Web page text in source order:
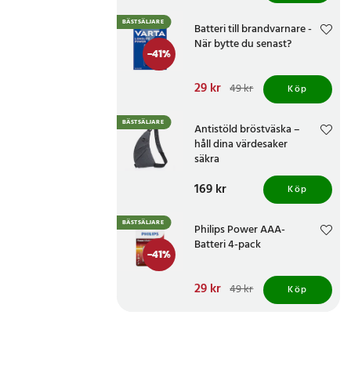
-41%
BÄSTSÄLJARE
Batteri till brandvarnare -
När bytte du senast?
Nuvarande pris
Tidigare pris 49 kr
29 kr 49 kr Köp
BÄSTSÄLJARE
Antistöld bröstväska –
håll dina värdesaker
säkra
Pris :169 kr
169 kr Köp
-41%
BÄSTSÄLJARE
Philips Power AAA-
Batteri 4-pack
Nuvarande pris
Tidigare pris 49 kr
29 kr 49 kr Köp